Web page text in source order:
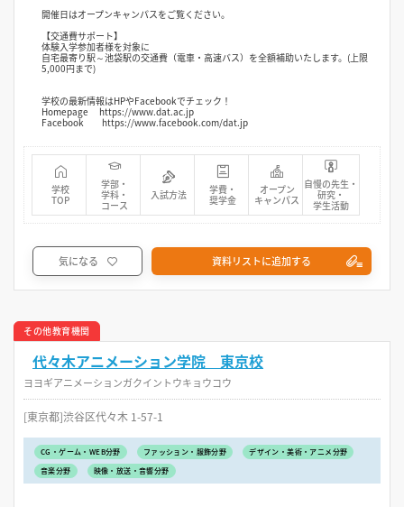
開催日はオープンキャンパスをご覧ください。
【交通費サポート】
体験入学参加者様を対象に
自宅最寄り駅～池袋駅の交通費（電車・高速バス）を全額補助いたします。(上限
5,000円まで)
学校の最新情報はHPやFacebookでチェック！
Homepage https://www.dat.ac.jp
Facebook https://www.facebook.com/dat.jp
学校
TOP
学部・
学科・
コース
入試方法
学費・
奨学金
オープン
キャンパス
自慢の先生・
研究・
学生活動
気になる 資料リストに追加する
その他教育機関
代々木アニメーション学院 東京校
ヨヨギアニメーションガクイントウキョウコウ
[東京都]渋谷区代々木 1-57-1
CG・ゲーム・WEB分野 ファッション・服飾分野
デザイン・美術・アニメ分野
音楽分野
映像・放送・音響分野